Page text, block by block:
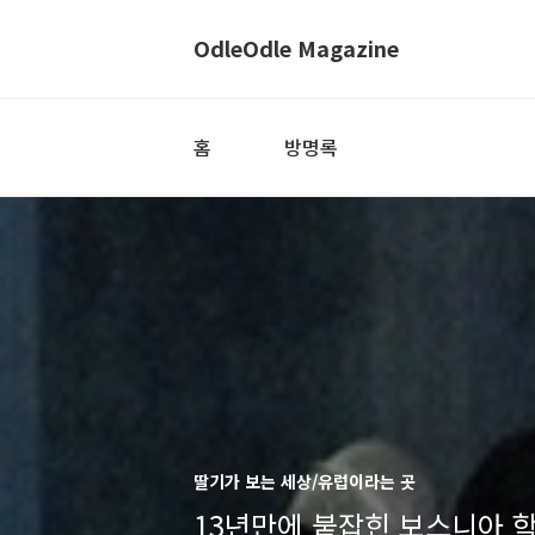
OdleOdle Magazine
홈 방명록
딸기가 보는 세상/유럽이라는 곳
13년만에 붙잡힌 보스니아